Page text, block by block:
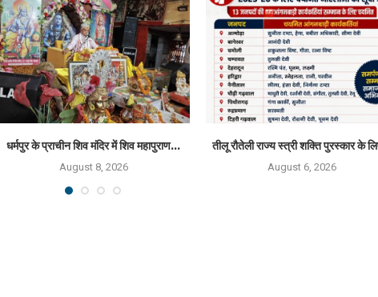
धर्मपुर के प्राचीन शिव मंदिर में शिव महापुराण...
August 8, 2026
तीलू रौतेली राज्य स्त्री शक्ति पुरस्कार के
August 6, 2026